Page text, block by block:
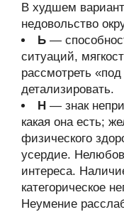
В худшем
недовольство
Ь —
ситуаций,
рассмотреть
детализировать.
Н — знак
какая она есть;
физического
усердие.
интереса.
категорическое
Неумение